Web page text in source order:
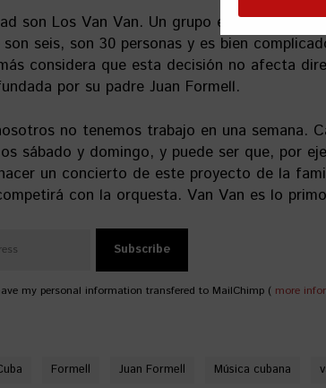
son Los Van Van. Un grupo es algo
seis, son 30 personas y es bien
considera que esta decisión no afecta
por su padre Juan Formell.
no tenemos trabajo en una semana.
sábado y domingo, y puede ser que, por
un concierto de este proyecto de la
con la orquesta. Van Van es lo
my personal information transfered to MailChimp ( more
Formell Juan Formell Música cubana